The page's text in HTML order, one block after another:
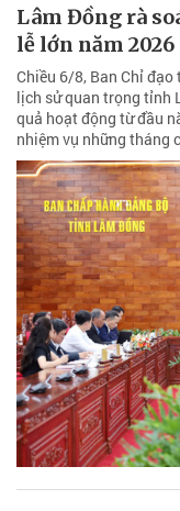
Lâm Đồng rà
lễ lớn năm 2026
Chiều 6/8, Ban Chỉ đạo
lịch sử quan trọng tỉnh
quả hoạt động từ đầu
nhiệm vụ những tháng